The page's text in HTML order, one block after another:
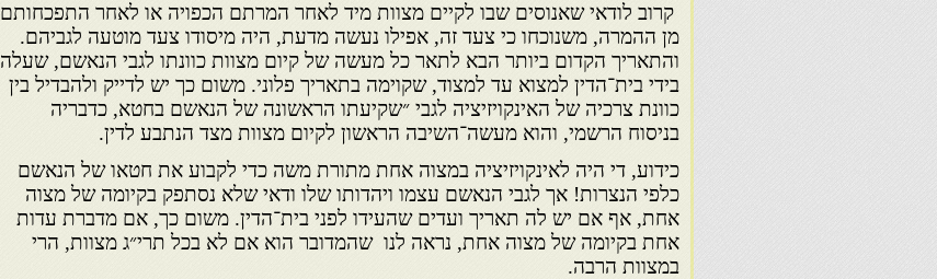
קרוב לודאי שאנוסים שבו לקיים מצוות מיד לאחר המרתם הכפויה או לאחר התפכחותם
מן ההמרה, משנוכחו כי צעד זה, אפילו נעשה מדעת, היה מיסודו צעד מוטעה לגביהם.
והתאריך הקדום ביותר הבא לתאר כל מעשה של קיום מצוות כוונתו לגבי הנאשם, שעלה
בידי בית־הדין למצוא עד למצוד, שקוימה בתאריך פלוני. משום כך יש לדייק ולהבדיל בין
כוונת צרכיה של האינקויזיציה לגבי ״שקיעתו הראשונה של הנאשם בחטא, כדבריה
בניסוח הרשמי, והוא מעשה־השיבה הראשון לקיום מצוות מצד הנתבע לדין.
כידוע, די היה לאינקויזיציה במצוה אחת מתורת משה כדי לקבוע את חטאו של הנאשם
כלפי הנצרות! אך לגבי הנאשם עצמו ויהדותו שלו ודאי שלא נסתפק בקיומה של מצוה
אחת, אף אם יש לה תאריך ועדים שהעידו לפני בית־הדין. משום כך, אם מדברת עדות
אחת בקיומה של מצוה אחת, נראה לנו שהמדובר הוא אם לא בכל תרי״ג מצוות, הרי
במצוות הרבה.